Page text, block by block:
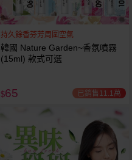
持久餘香芬芳周圍空氣
韓國 Nature Garden~香氛噴霧
(15ml) 款式可選
$65 已銷售11.1萬